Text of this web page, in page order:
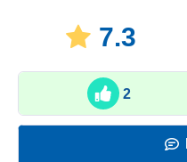
7.3
2